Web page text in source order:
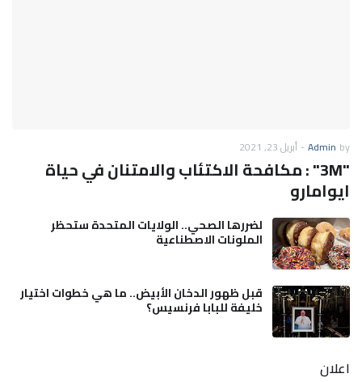
by
Admin
- أبريل 23, 2021
"3M" : مكافحة الاكتئاب والامتنان في حياة
ايوامارو
لضررها الصحي.. الولايات المتحدة ستحظر
الملونات الاصطناعية
قبل ظهور الدخان الأبيض.. ما هي خطوات اختيار
خليفة للبابا فرنسيس؟
اعلان